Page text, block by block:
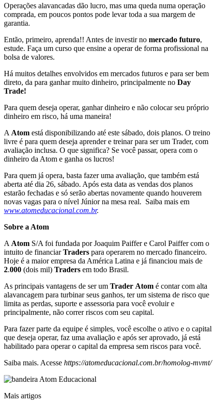
Operações alavancadas dão lucro, mas uma queda numa operação
comprada, em poucos pontos pode levar toda a sua margem de
garantia.
Então, primeiro, aprenda!! Antes de investir no mercado futuro,
estude. Faça um curso que ensine a operar de forma profissional na
bolsa de valores.
Há muitos detalhes envolvidos em mercados futuros e para ser bem
direto, da para ganhar muito dinheiro, principalmente no Day
Trade!
Para quem deseja operar, ganhar dinheiro e não colocar seu próprio
dinheiro em risco, há uma maneira!
A Atom está disponibilizando até este sábado, dois planos. O treino
livre é para quem deseja aprender e treinar para ser um Trader, com
avaliação inclusa. O que significa? Se você passar, opera com o
dinheiro da Atom e ganha os lucros!
Para quem já opera, basta fazer uma avaliação, que também está
aberta até dia 26, sábado. Após esta data as vendas dos planos
estarão fechadas e só serão abertas novamente quando houverem
novas vagas para o nível Júnior na mesa real. Saiba mais em
www.atomeducacional.com.br.
Sobre a Atom
A Atom S/A foi fundada por Joaquim Paiffer e Carol Paiffer com o
intuito de financiarTraders para operarem no mercado financeiro.
Hoje é a maior empresa da América Latina e já financiou mais de
2.000 (dois mil) Traders em todo Brasil.
As principais vantagens de ser um Trader Atom é contar com alta
alavancagem para turbinar seus ganhos, ter um sistema de risco que
limita as perdas, suporte e assessoria para você evoluir e
principalmente, não correr riscos com seu capital.
Para fazer parte da equipe é simples, você escolhe o ativo e o capital
que deseja operar, faz uma avaliação e após ser aprovado, já está
habilitado para operar o capital da empresa sem riscos para você.
Saiba mais. Acesse https://atomeducacional.com.br/homolog-mvmt/
Mais artigos